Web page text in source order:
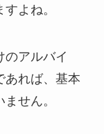
よね。
のアルバイ
あれば、基本
せん。